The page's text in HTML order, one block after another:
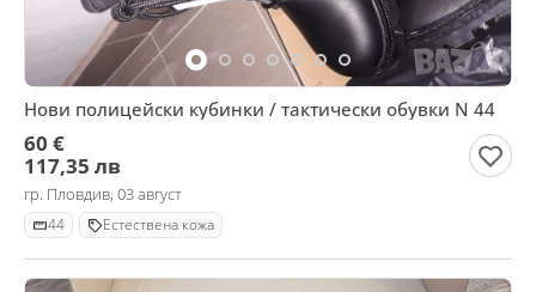
Нови полицейски кубинки / тактически обувки N 44
60 €
117,35 лв
гр. Пловдив, 03 август
44 Естествена кожа